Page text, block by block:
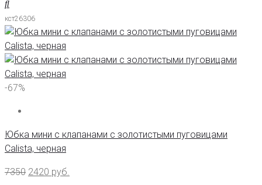
кст26306
-67%
Юбка мини с клапанами с золотистыми пуговицами
Calista, черная
7350 2420 руб.